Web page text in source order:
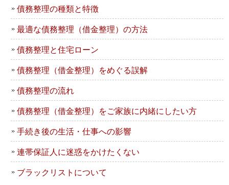
債務整理の種類と特徴
最適な債務整理（借金整理）の方法
債務整理と住宅ローン
債務整理（借金整理）をめぐる誤解
債務整理の流れ
債務整理（借金整理）をご家族に内緒にしたい方
手続き後の生活・仕事への影響
連帯保証人に迷惑をかけたくない
ブラックリストについて